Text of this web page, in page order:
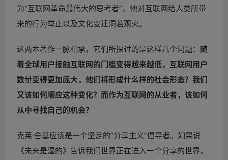
为“互联网革命最伟大的思考者”，他对互联网给人类所带
来的行为举止以及文化变迁洞若观火。
这两本著作一脉相承，它们所探讨的是这样几个问题： 随
着全球用户接触互联网的门槛变得越来越低，互联网用户
数量变得更加庞大，他们将形成什么样的社会形态？我们
又该如何顺应这种变化？而作为互联网的从业者，该如何
从中寻找自己的机会？
克莱·舍基应该是一个坚定的“分享主义”倡导者。如果说
《未来是湿的》告诉我们世界正在进入一个分享的世界，